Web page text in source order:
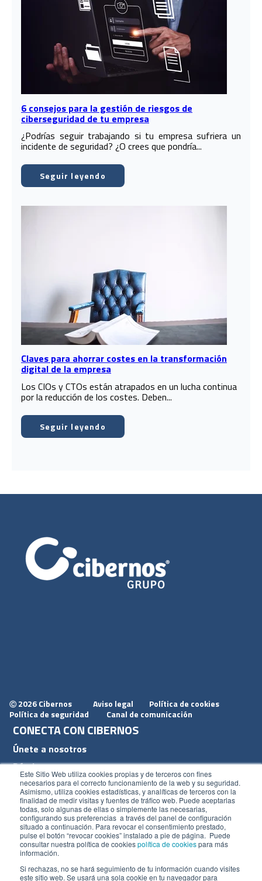
Este Sitio Web utiliza cookies propias y de terceros con fines
necesarios para el correcto funcionamiento de la web y su seguridad.
Asimismo, utiliza cookies estadísticas, y analíticas de terceros con la
finalidad de medir visitas y fuentes de tráfico web. Puede aceptarlas
todas, solo algunas de ellas o simplemente las necesarias,
configurando sus preferencias a través del panel de configuración
situado a continuación. Para revocar el consentimiento prestado,
pulse el botón “revocar cookies” instalado a pie de página. Puede
consultar nuestra política de cookiespolítica de cookiespara más
información.
Si rechazas, no se hará seguimiento de tu información cuando visites
este sitio web. Se usará una sola cookie en tu navegador para
6 consejos para la gestión de riesgos de
ciberseguridad de tu empresa
¿Podrías seguir trabajando si tu empresa sufriera un
incidente de seguridad? ¿O crees que pondría...
Seguir leyendo
Claves para ahorrar costes en la transformación
digital de la empresa
Los CIOs y CTOs están atrapados en un lucha continua
por la reducción de los costes. Deben...
Seguir leyendo
Ⓒ 2026 Cibernos Aviso legal
Política de cookies
Política de seguridad
Canal de comunicación
CONECTA CON CIBERNOS
Únete a nosotros
Dónde estamos
Conoce nuestro blog
ACCESOS
Plan CRM